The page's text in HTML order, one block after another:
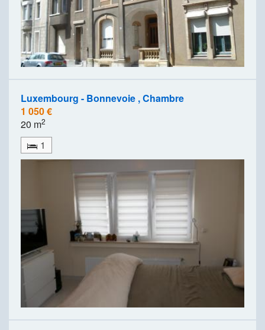
Luxembourg - Bonnevoie , Chambre
1 050 €
20 m2
1